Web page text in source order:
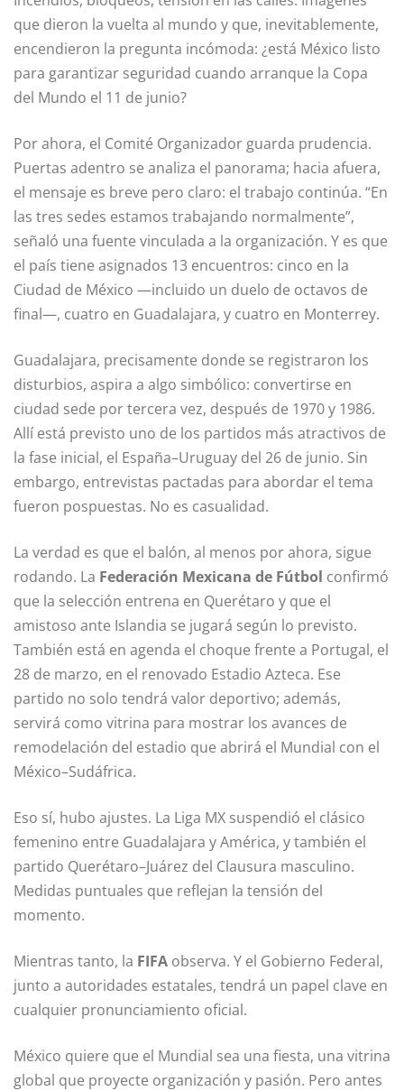
que dieron la vuelta al mundo y que, inevitablemente,
encendieron la pregunta incómoda: ¿está México listo
para garantizar seguridad cuando arranque la Copa
del Mundo el 11 de junio?
Por ahora, el Comité Organizador guarda prudencia.
Puertas adentro se analiza el panorama; hacia afuera,
el mensaje es breve pero claro: el trabajo continúa. “En
las tres sedes estamos trabajando normalmente”,
señaló una fuente vinculada a la organización. Y es que
el país tiene asignados 13 encuentros: cinco en la
Ciudad de México —incluido un duelo de octavos de
final—, cuatro en Guadalajara, y cuatro en Monterrey.
Guadalajara, precisamente donde se registraron los
disturbios, aspira a algo simbólico: convertirse en
ciudad sede por tercera vez, después de 1970 y 1986.
Allí está previsto uno de los partidos más atractivos de
la fase inicial, el España–Uruguay del 26 de junio. Sin
embargo, entrevistas pactadas para abordar el tema
fueron pospuestas. No es casualidad.
La verdad es que el balón, al menos por ahora, sigue
rodando. La Federación Mexicana de Fútbol confirmó
que la selección entrena en Querétaro y que el
amistoso ante Islandia se jugará según lo previsto.
También está en agenda el choque frente a Portugal, el
28 de marzo, en el renovado Estadio Azteca. Ese
partido no solo tendrá valor deportivo; además,
servirá como vitrina para mostrar los avances de
remodelación del estadio que abrirá el Mundial con el
México–Sudáfrica.
Eso sí, hubo ajustes. La Liga MX suspendió el clásico
femenino entre Guadalajara y América, y también el
partido Querétaro–Juárez del Clausura masculino.
Medidas puntuales que reflejan la tensión del
momento.
Mientras tanto, la FIFA observa. Y el Gobierno Federal,
junto a autoridades estatales, tendrá un papel clave en
cualquier pronunciamiento oficial.
México quiere que el Mundial sea una fiesta, una vitrina
global que proyecte organización y pasión. Pero antes